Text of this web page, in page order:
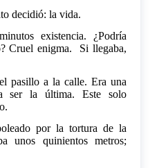
decidió: la vida.
existencia. ¿Podría
Cruel enigma. Si llegaba,
pasillo a la calle. Era una
ser la última. Este solo
por la tortura de la
unos quinientos metros;